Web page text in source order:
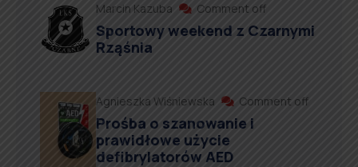
Marcin Kazuba Comment off
Sportowy weekend z Czarnymi
Rząśnia
Agnieszka Wiśniewska Comment off
Prośba o szanowanie i
prawidłowe użycie
defibrylatorów AED